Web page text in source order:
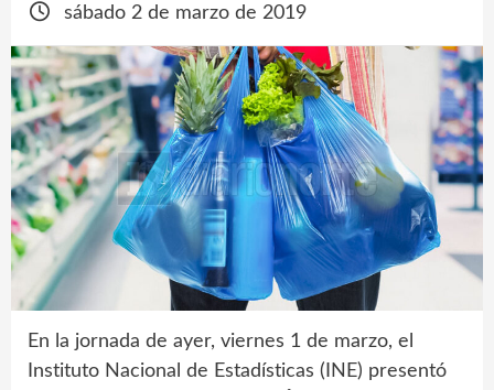
sábado 2 de marzo de 2019
En la jornada de ayer, viernes 1 de marzo, el
Instituto Nacional de Estadísticas (INE) presentó